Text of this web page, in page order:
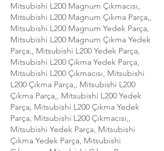
Mitsubishi L200 Magnum Çıkmacısı,
Mitsubishi L200 Magnum Çıkma Parça,,
Mitsubishi L200 Magnum Yedek Parça,
Mitsubishi L200 Magnum Çıkma Yedek
Parça,, Mitsubishi L200 Yedek Parça,
Mitsubishi L200 Çıkma Yedek Parça,
Mitsubishi L200 Çıkmacısı, Mitsubishi
L200 Çıkma Parça,, Mitsubishi L200
Çıkma Parça,, Mitsubishi L200 Yedek
Parça, Mitsubishi L200 Çıkma Yedek
Parça, Mitsubishi L200 Çıkmacısı,,
Mitsubishi Yedek Parça, Mitsubishi
Çıkma Yedek Parça, Mitsubishi